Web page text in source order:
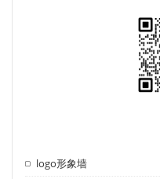
logo形象墙